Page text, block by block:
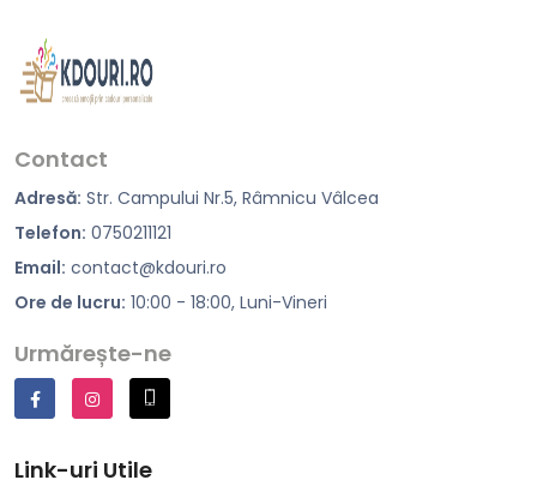
Contact
Adresă: Str. Campului Nr.5, Râmnicu Vâlcea
Telefon: 0750211121
Email: contact@kdouri.ro
Ore de lucru: 10:00 - 18:00, Luni-Vineri
Urmărește-ne
Link-uri Utile